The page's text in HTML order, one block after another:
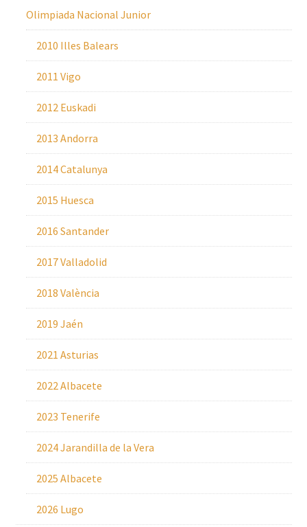
Olimpiada Nacional Junior
2010 Illes Balears
2011 Vigo
2012 Euskadi
2013 Andorra
2014 Catalunya
2015 Huesca
2016 Santander
2017 Valladolid
2018 València
2019 Jaén
2021 Asturias
2022 Albacete
2023 Tenerife
2024 Jarandilla de la Vera
2025 Albacete
2026 Lugo